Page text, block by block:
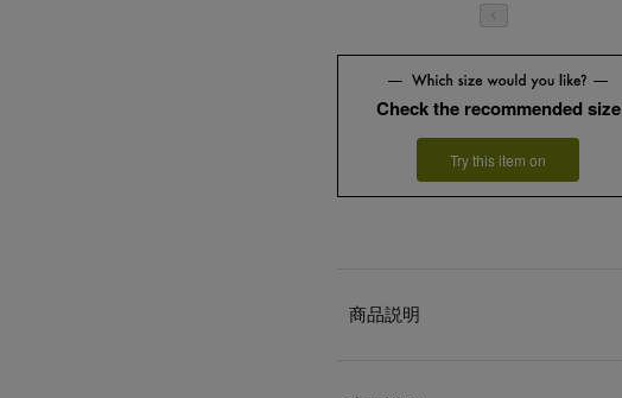
Check the recommended size
Try this item on
商品説明